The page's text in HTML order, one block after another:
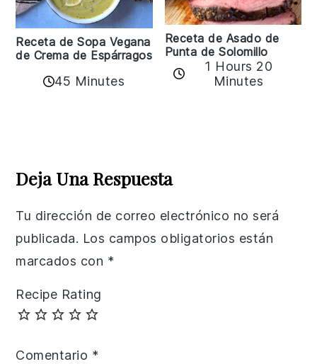
Receta de Sopa Vegana
de Crema de Espárragos
45 Minutes
Receta de Asado de
Punta de Solomillo
1 Hours 20
Minutes
Interactions
Deja Una Respuesta
Tu dirección de correo electrónico no será
publicada. Los campos obligatorios están
marcados con *
Recipe Rating
Comentario *